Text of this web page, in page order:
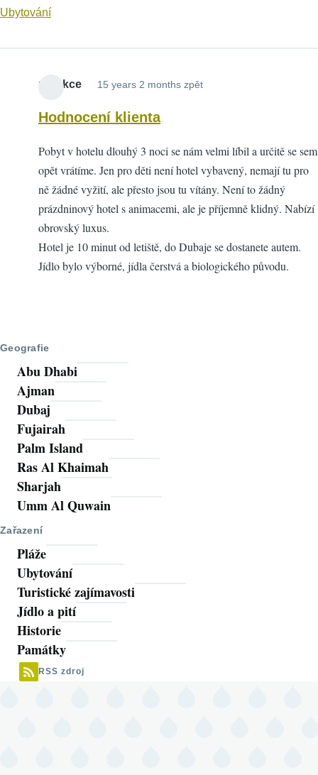
Ubytování
redakce 15 years 2 months zpět
Hodnocení klienta
Pobyt v hotelu dlouhý 3 noci se nám velmi líbil a určitě se sem
opět vrátíme. Jen pro děti není hotel vybavený, nemají tu pro
ně žádné vyžití, ale přesto jsou tu vítány. Není to žádný
prázdninový hotel s animacemi, ale je příjemně klidný. Nabízí
obrovský luxus.
Hotel je 10 minut od letiště, do Dubaje se dostanete autem.
Jídlo bylo výborné, jídla čerstvá a biologického původu.
Geografie
Abu Dhabi
Ajman
Dubaj
Fujairah
Palm Island
Ras Al Khaimah
Sharjah
Umm Al Quwain
Zařazení
Pláže
Ubytování
Turistické zajímavosti
Jídlo a pití
Historie
Památky
RSS zdroj